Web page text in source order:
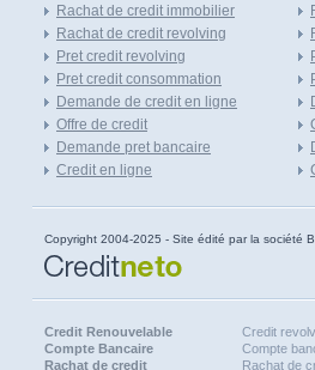
Rachat de credit immobilier
Rachat de credit revolving
Pret credit revolving
Pret credit consommation
Demande de credit en ligne
Offre de credit
Demande pret bancaire
Credit en ligne
Copyright 2004-2025 - Site édité par la société
Credit Renouvelable
Credit
Compte Bancaire
Compte
Rachat de credit
Rachat de